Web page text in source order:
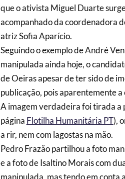
que o ativista Miguel Duarte
acompanhado da coordenadora
atriz Sofia Aparício.
Seguindo o exemplo de André
manipulada ainda hoje, o
de Oeiras apesar de ter sido de
publicação, pois aparentemente
A imagem verdadeira foi tirada a
página Flotilha Humanitária PT),
a rir, nem com lagostas na mão.
Pedro Frazão partilhou a foto
e a foto de Isaltino Morais com
manipulada, mas tendo em